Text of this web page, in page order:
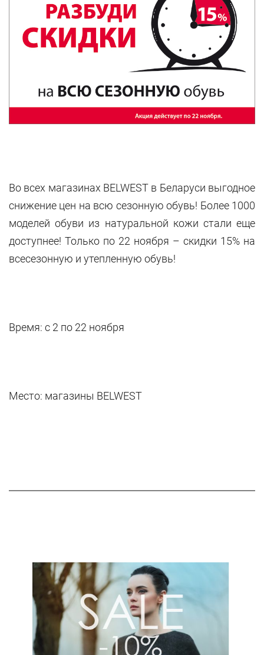
Во всех магазинах BELWEST в Беларуси выгодное
снижение цен на всю сезонную обувь! Более 1000
моделей обуви из натуральной кожи стали еще
доступнее! Только по 22 ноября – скидки 15% на
всесезонную и утепленную обувь!
Время: с 2 по 22 ноября
Место: магазины BELWEST